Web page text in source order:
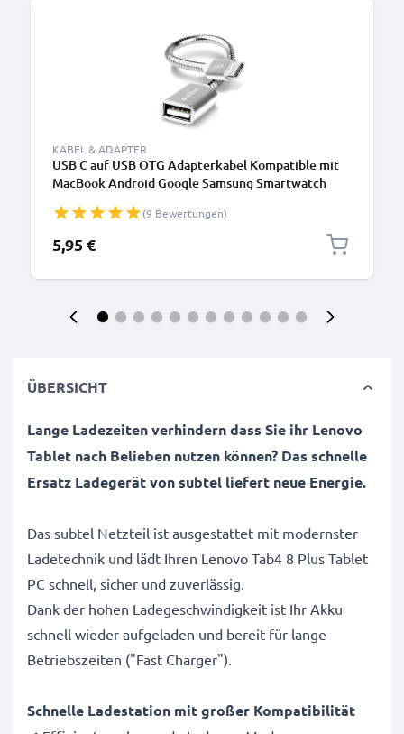
KABEL & ADAPTER
USB C auf USB OTG Adapterkabel Kompatible mit
MacBook Android Google Samsung Smartwatch
(9 Bewertungen)
5,95 €
ÜBERSICHT
Lange Ladezeiten verhindern dass Sie ihr Lenovo
Tablet nach Belieben nutzen können? Das schnelle
Ersatz Ladegerät von subtel liefert neue Energie.
Das subtel Netzteil ist ausgestattet mit modernster
Ladetechnik und lädt Ihren Lenovo Tab4 8 Plus Tablet
PC schnell, sicher und zuverlässig.
Dank der hohen Ladegeschwindigkeit ist Ihr Akku
schnell wieder aufgeladen und bereit für lange
Betriebszeiten ("Fast Charger").
Schnelle Ladestation mit großer Kompatibilität